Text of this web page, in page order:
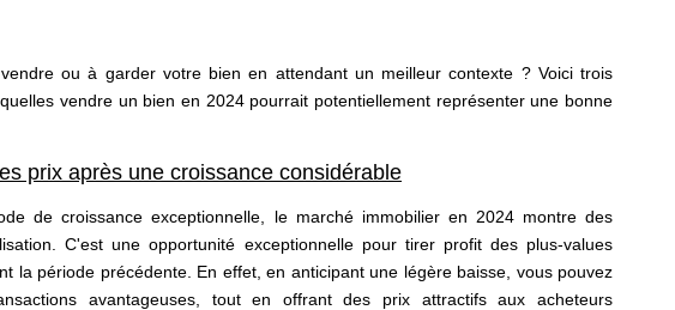
ou à garder votre bien en attendant un meilleur contexte ? Voici trois
vendre un bien en 2024 pourrait potentiellement représenter une bonne
prix après une croissance considérable
de croissance exceptionnelle, le marché immobilier en 2024 montre des
C'est une opportunité exceptionnelle pour tirer profit des plus-values
la période précédente. En effet, en anticipant une légère baisse, vous pouvez
avantageuses, tout en offrant des prix attractifs aux acheteurs